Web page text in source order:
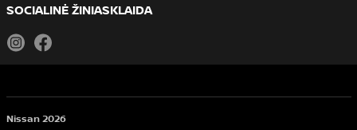
SOCIALINĖ ŽINIASKLAIDA
Instagram
Nissan 2026